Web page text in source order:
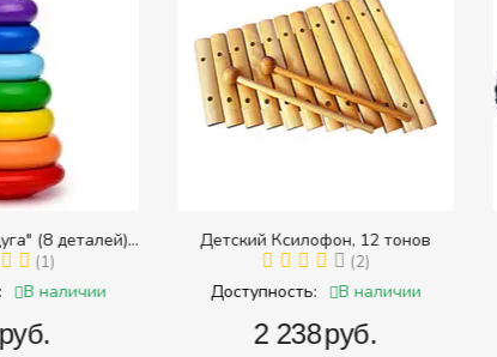
Детский Ксилофон, 12 тонов
(2)
Доступность: В наличии
руб.